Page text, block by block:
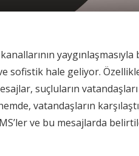
sofistik hale geliyor.
suçluların
vatandaşların
ve bu mesajlarda